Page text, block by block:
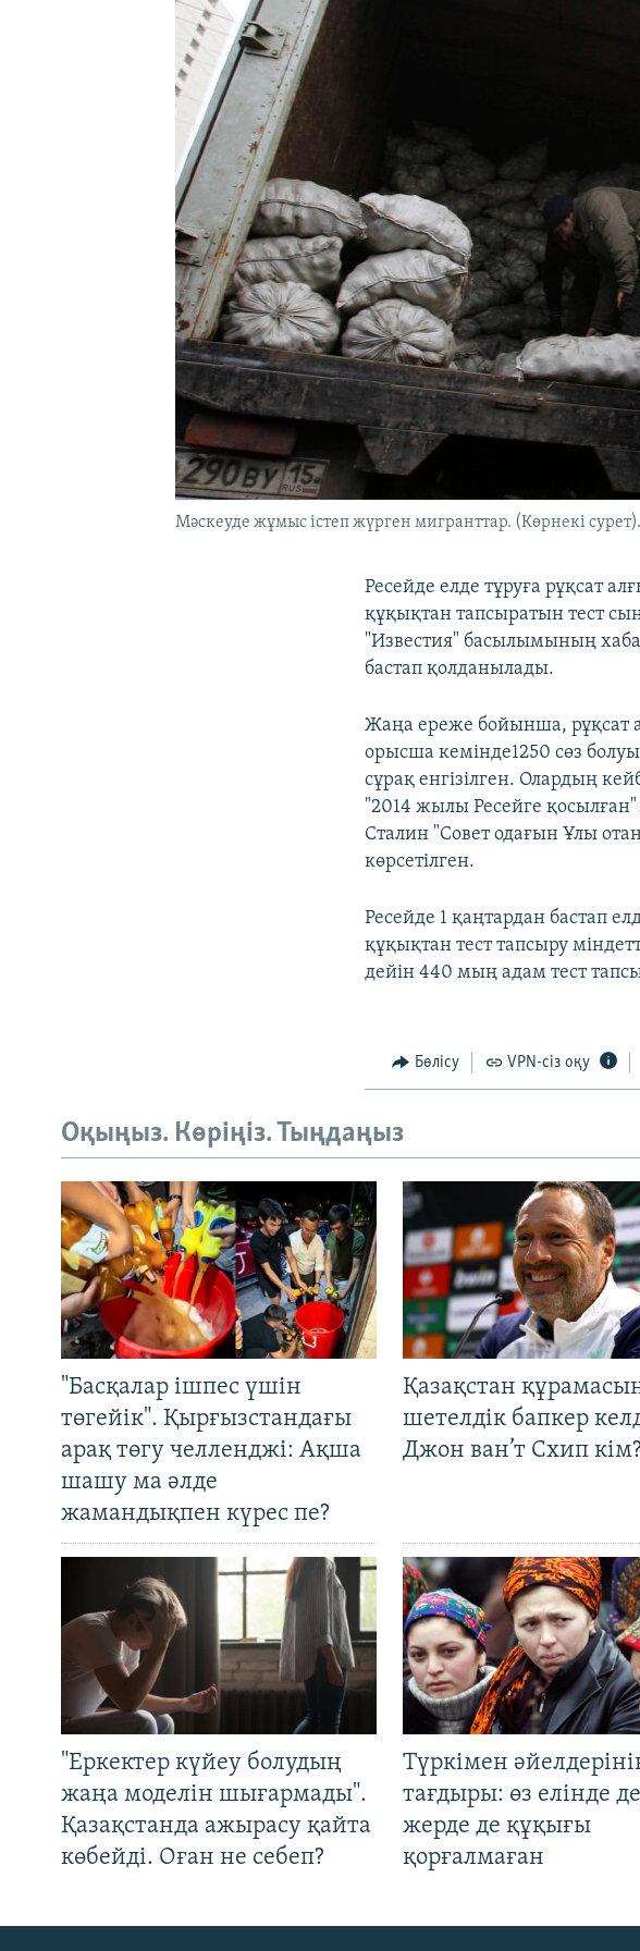
Мәскеуде жұмыс істеп жүрген мигранттар. (Көрнекі сурет).
Ресейде елде тұруға рұқсат
құқықтан тапсыратын тест
"Известия" басылымының
бастап қолданылады.
Жаңа ереже бойынша, рұқсат
орысша кемінде1250 сөз
сұрақ енгізілген. Олардың
"2014 жылы Ресейге
Сталин "Совет одағын Ұлы
көрсетілген.
Ресейде 1 қаңтардан бастап
құқықтан тест тапсыру
дейін 440 мың адам тест
Бөлісу VPN-сіз оқу
Оқыңыз. Көріңіз. Тыңдаңыз
"Басқалар ішпес үшін
төгейік". Қырғызстандағы
арақ төгу челленджі: Ақша
шашу ма әлде
жамандықпен күрес пе?
Қазақстан
шетелдік бапкер
Джон ван’т Схип кім?
"Еркектер күйеу болудың
жаңа моделін шығармады".
Қазақстанда ажырасу қайта
көбейді. Оған не себеп?
Түркімен
тағдыры: өз елінде
жерде де құқығы
қорғалмаған